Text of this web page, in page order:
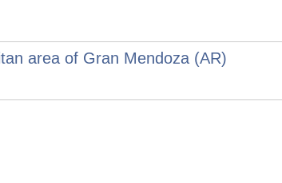
area of Gran Mendoza (AR)